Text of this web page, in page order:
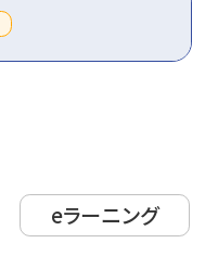
eラーニング